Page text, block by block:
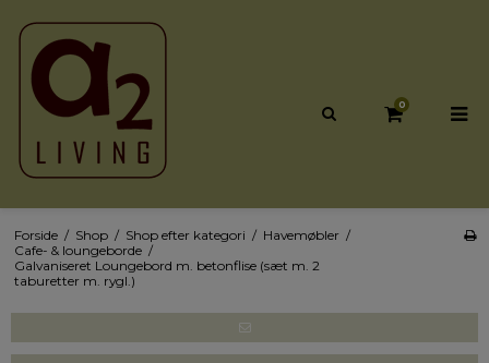
0
Forside / Shop / Shop efter kategori / Havemøbler /
Cafe- & loungeborde /
Galvaniseret Loungebord m. betonflise (sæt m. 2
taburetter m. rygl.)